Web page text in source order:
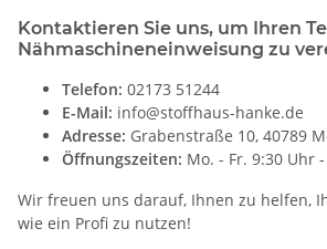
Kontaktieren Sie uns, um Ihren
Nähmaschineneinweisung zu
Telefon: 02173 51244
E-Mail: info@stoffhaus-hanke.de
Adresse: Grabenstraße 10, 40789
Öffnungszeiten: Mo. - Fr. 9:30 Uhr
Wir freuen uns darauf, Ihnen zu helfen,
wie ein Profi zu nutzen!